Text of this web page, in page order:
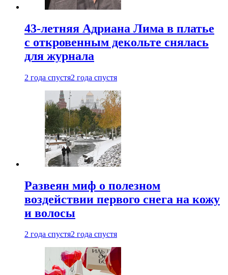
43-летняя Адриана Лима в платье
с откровенным декольте снялась
для журнала
2 года спустя2 года спустя
Развеян миф о полезном
воздействии первого снега на кожу
и волосы
2 года спустя2 года спустя